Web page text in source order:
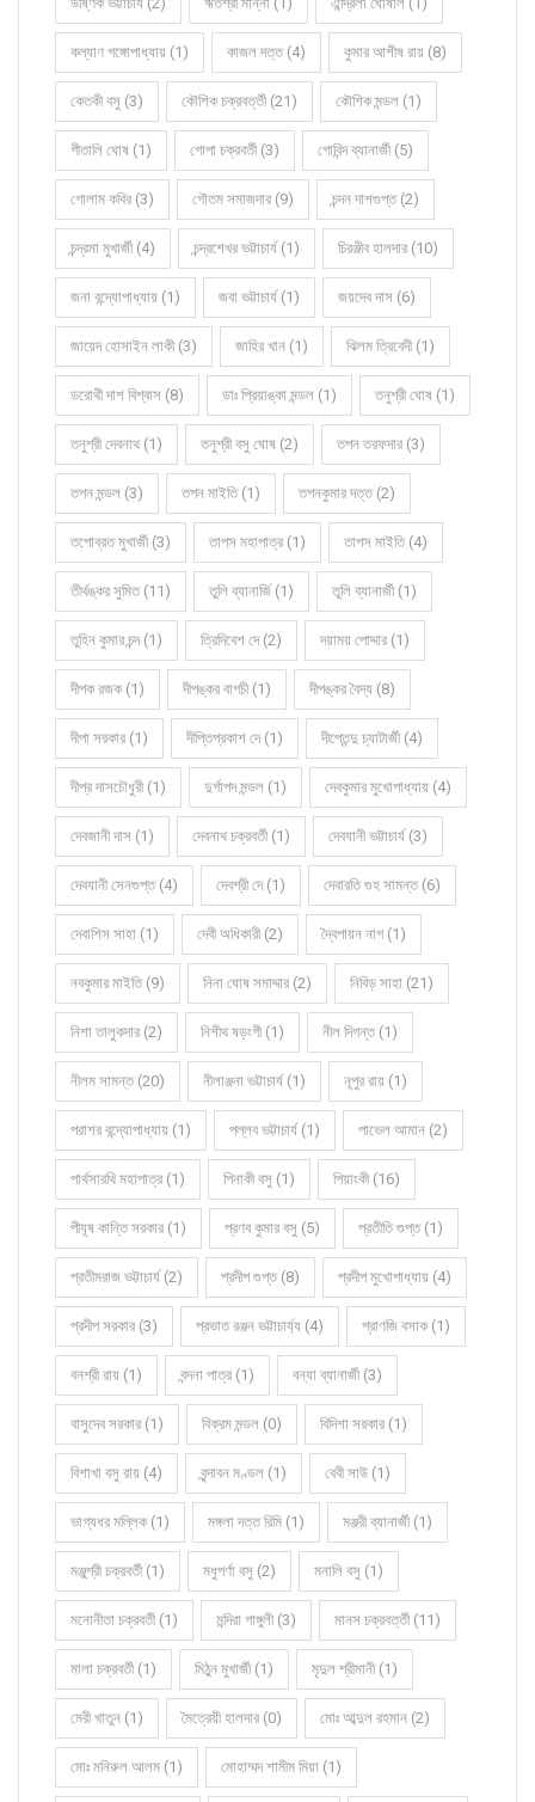
কল্যাণ গঙ্গোপাধ্যায় (1) কাজল দত্ত (4) কুমার আশীষ রায় (8)
কেতকী বসু (3) কৌশিক চক্রবর্ত্তী (21) কৌশিক মন্ডল (1)
গীতালি ঘোষ (1) গোপা চক্রবর্তী (3) গোবিন্দ ব্যানার্জী (5)
গোলাম কবির (3) গৌতম সমাজদার (9) চন্দন দাশগুপ্ত (2)
চন্দ্রমা মুখার্জী (4) চন্দ্রশেখর ভট্টাচার্য (1) চিরঞ্জীব হালদার (10)
জনা বন্দ্যোপাধ্যায় (1) জবা ভট্টাচার্য (1) জয়দেব দাস (6)
জায়েদ হোসাইন লাকী (3) জাহির খান (1) ঝিলম ত্রিবেদী (1)
ডরোথী দাশ বিশ্বাস (8) ডাঃ প্রিয়াঙ্কা মন্ডল (1) তনুশ্রী ঘোষ (1)
তনুশ্রী দেবনাথ (1) তনুশ্রী বসু ঘোষ (2) তপন তরফদার (3)
তপন মন্ডল (3) তপন মাইতি (1) তপনকুমার দত্ত (2)
তপোব্রত মুখার্জী (3) তাপস মহাপাত্র (1) তাপস মাইতি (4)
তীর্থঙ্কর সুমিত (11) তুলি ব্যানার্জি (1) তুলি ব্যানার্জী (1)
তুহিন কুমার চন্দ (1) ত্রিদিবেশ দে (2) দয়াময় পোদ্দার (1)
দীপক রজক (1) দীপঙ্কর বাগচী (1) দীপঙ্কর বৈদ্য (8)
দীপা সরকার (1) দীপ্তিপ্রকাশ দে (1) দীপ্তেন্দু চ্যাটার্জী (4)
দীপ্র দাসচৌধুরী (1) দুর্গাপদ মন্ডল (1) দেবকুমার মুখোপাধ্যায় (4)
দেবজানী দাস (1) দেবনাথ চক্রবর্তী (1) দেবযানী ভট্টাচার্য (3)
দেবযানী সেনগুপ্ত (4) দেবশ্রী দে (1) দেবারতি গুহ সামন্ত (6)
দেবাশিস সাহা (1) দেবী অধিকারী (2) দ্বৈপায়ন নাগ (1)
নবকুমার মাইতি (9) নিনা ঘোষ সমাদ্দার (2) নিবিড় সাহা (21)
নিশা তালুকদার (2) নিশীথ ষড়ংগী (1) নীল দিগন্ত (1)
নীলম সামন্ত (20) নীলাঞ্জনা ভট্টাচার্য (1) নূপুর রায় (1)
পরাশর বন্দ্যোপাধ্যায় (1) পল্লব ভট্টাচার্য (1) পাভেল আমান (2)
পার্থসারথি মহাপাত্র (1) পিনাকী বসু (1) পিয়াংকী (16)
পীযূষ কান্তি সরকার (1) প্রণব কুমার বসু (5) প্রতীতি গুপ্ত (1)
প্রতীমরাজ ভট্টাচার্য (2) প্রদীপ গুপ্ত (8) প্রদীপ মুখোপাধ্যায় (4)
প্রদীপ সরকার (3) প্রভাত রঞ্জন ভট্টাচার্য্য (4) প্রাণজি বসাক (1)
বনশ্রী রায় (1) বন্দনা পাত্র (1) বন্যা ব্যানার্জী (3)
বাসুদেব সরকার (1) বিক্রম মন্ডল (0) বিদিশা সরকার (1)
বিশাখা বসু রায় (4) বৃন্দাবন মণ্ডল (1) বেবী সাউ (1)
ভাগ্যধর মল্লিক (1) মঙ্গলা দত্ত রিমি (1) মঞ্জরী ব্যানার্জী (1)
মঞ্জুশ্রী চক্রবর্তী (1) মধুপর্ণা বসু (2) মনালি বসু (1)
মনোনীতা চক্রবর্তী (1) মন্দিরা গাঙ্গুলী (3) মানস চক্রবর্ত্তী (11)
মালা চক্রবর্তী (1) মিঠুন মুখার্জী (1) মৃদুল শ্রীমানী (1)
মেরী খাতুন (1) মৈত্রেয়ী হালদার (0) মোঃ আব্দুল রহমান (2)
মোঃ মনিরুল আলম (1) মোহাম্মদ শামীম মিয়া (1)